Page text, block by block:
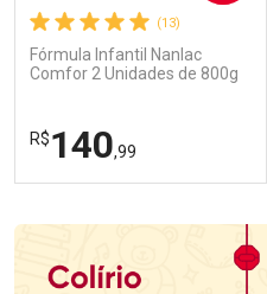
(13)
Fórmula Infantil Nanlac
Comfor 2 Unidades de 800g
R$140,99